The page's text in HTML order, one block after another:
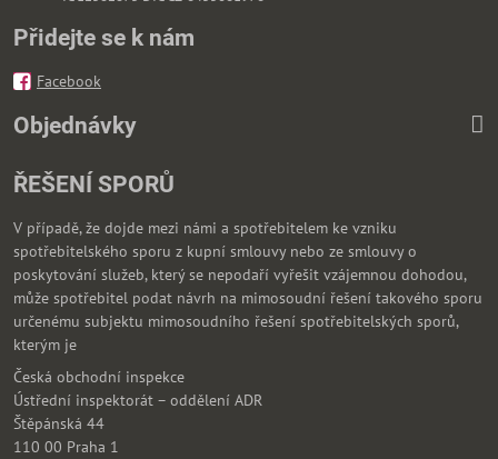
Přidejte se k nám
Facebook
Objednávky
ŘEŠENÍ SPORŮ
V případě, že dojde mezi námi a spotřebitelem ke vzniku
spotřebitelského sporu z kupní smlouvy nebo ze smlouvy o
poskytování služeb, který se nepodaří vyřešit vzájemnou dohodou,
může spotřebitel podat návrh na mimosoudní řešení takového sporu
určenému subjektu mimosoudního řešení spotřebitelských sporů,
kterým je
Česká obchodní inspekce
Ústřední inspektorát – oddělení ADR
Štěpánská 44
110 00 Praha 1